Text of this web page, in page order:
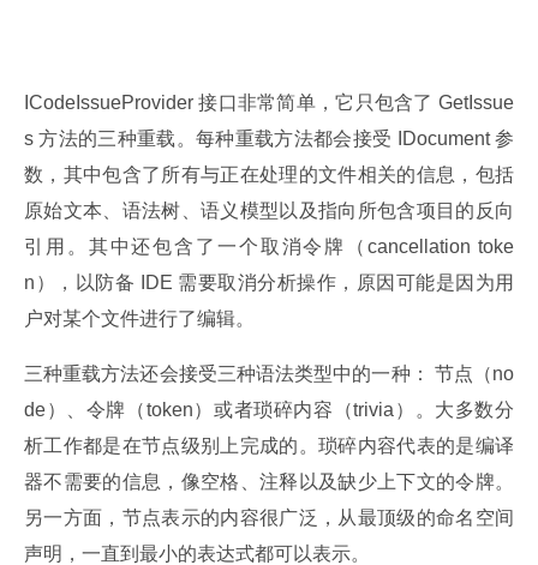
ICodeIssueProvider 接口非常简单，它只包含了 GetIssue
s 方法的三种重载。每种重载方法都会接受 IDocument 参
数，其中包含了所有与正在处理的文件相关的信息，包括
原始文本、语法树、语义模型以及指向所包含项目的反向
引用。其中还包含了一个取消令牌（cancellation toke
n），以防备 IDE 需要取消分析操作，原因可能是因为用
户对某个文件进行了编辑。
三种重载方法还会接受三种语法类型中的一种： 节点（no
de）、令牌（token）或者琐碎内容（trivia）。大多数分
析工作都是在节点级别上完成的。琐碎内容代表的是编译
器不需要的信息，像空格、注释以及缺少上下文的令牌。
另一方面，节点表示的内容很广泛，从最顶级的命名空间
声明，一直到最小的表达式都可以表示。